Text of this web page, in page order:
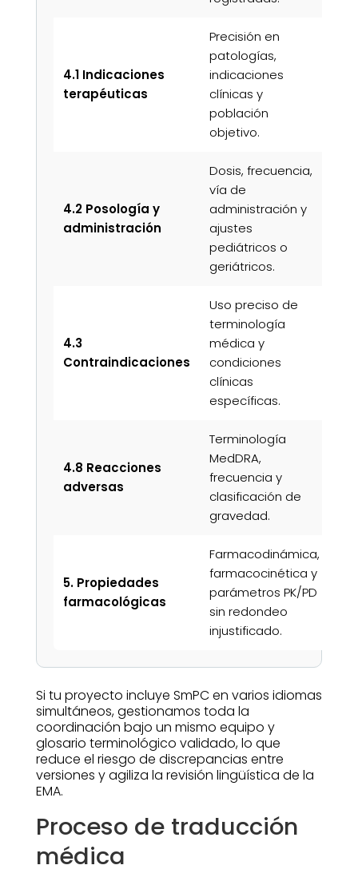
4.1 Indicaciones
terapéuticas
Precisión en
patologías,
indicaciones
clínicas y
población
objetivo.
4.2 Posología y
administración
Dosis, frecuencia,
vía de
administración y
ajustes
pediátricos o
geriátricos.
4.3
Contraindicaciones
Uso preciso de
terminología
médica y
condiciones
clínicas
específicas.
4.8 Reacciones
adversas
Terminología
MedDRA,
frecuencia y
clasificación de
gravedad.
5. Propiedades
farmacológicas
Farmacodinámica,
farmacocinética y
parámetros PK/PD
sin redondeo
injustificado.
Si tu proyecto incluye SmPC en varios idiomas
simultáneos, gestionamos toda la
coordinación bajo un mismo equipo y
glosario terminológico validado, lo que
reduce el riesgo de discrepancias entre
versiones y agiliza la revisión lingüística de la
EMA.
Proceso de traducción
médica